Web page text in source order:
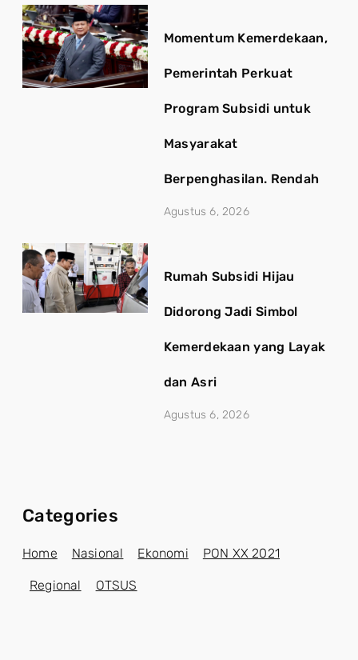
Momentum Kemerdekaan,
Pemerintah Perkuat
Program Subsidi untuk
Masyarakat
Berpenghasilan. Rendah
Agustus 6, 2026
Rumah Subsidi Hijau
Didorong Jadi Simbol
Kemerdekaan yang Layak
dan Asri
Agustus 6, 2026
Categories
Home Nasional Ekonomi PON XX 2021
Regional OTSUS